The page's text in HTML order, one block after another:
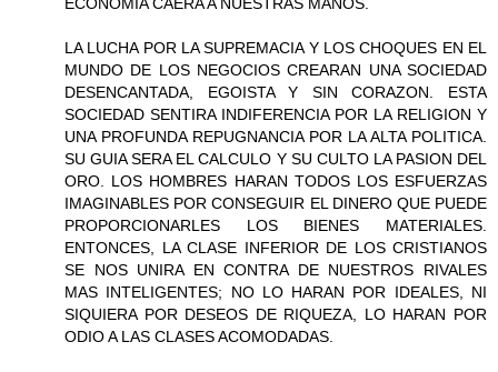
LA LUCHA POR LA SUPREMACIA Y LOS CHOQUES EN EL
MUNDO DE LOS NEGOCIOS CREARAN UNA SOCIEDAD
DESENCANTADA, EGOISTA Y SIN CORAZON. ESTA
SOCIEDAD SENTIRA INDIFERENCIA POR LA RELIGION Y
UNA PROFUNDA REPUGNANCIA POR LA ALTA POLITICA.
SU GUIA SERA EL CALCULO Y SU CULTO LA PASION DEL
ORO. LOS HOMBRES HARAN TODOS LOS ESFUERZAS
IMAGINABLES POR CONSEGUIR EL DINERO QUE PUEDE
PROPORCIONARLES LOS BIENES MATERIALES.
ENTONCES, LA CLASE INFERIOR DE LOS CRISTIANOS
SE NOS UNIRA EN CONTRA DE NUESTROS RIVALES
MAS INTELIGENTES; NO LO HARAN POR IDEALES, NI
SIQUIERA POR DESEOS DE RIQUEZA, LO HARAN POR
ODIO A LAS CLASES ACOMODADAS.